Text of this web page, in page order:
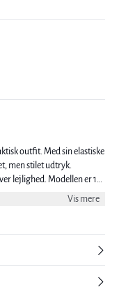
outfit. Med sin elastiske
men stilet udtryk.
er 181
Vis mere